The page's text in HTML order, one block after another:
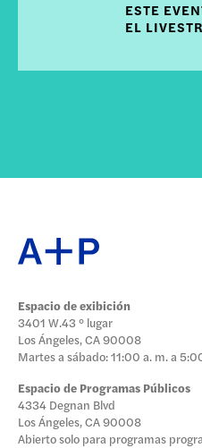
ESTE
EL
Espacio de exibición
3401 W.43 ° lugar
Los Ángeles, CA 90008
Martes a sábado: 11:00 a. m. a
Espacio de Programas Públicos
4334 Degnan Blvd
Los Ángeles, CA 90008
Abierto solo para programas